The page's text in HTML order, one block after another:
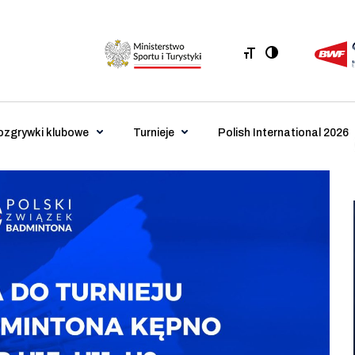
klubowe Turnieje Polish International 2026